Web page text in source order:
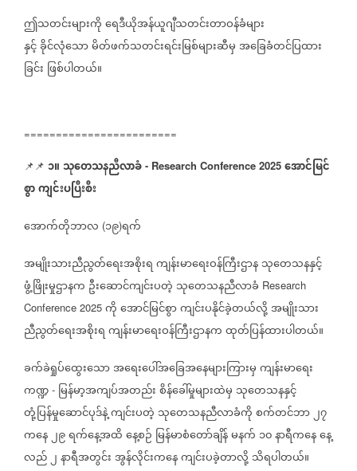
ဤသတင်းများကိုရေဒီယိုအန်ယူဂျီသတင်းတာဝန်ခံများ
နှင့်ခိုင်လုံသောမိတ်ဖက်သတင်းရင်းမြစ်များဆီမှအခြေခံတင်ပြထား
ခြင်း ဖြစ်ပါတယ်။
========================
📌📌 ⁨⁨⁨⁨⁨⁨⁨⁨⁨⁨⁨⁨⁨ ၁။သုတေသနညီလာခံ - Research Conference 2025 အောင်မြင်
စွာကျင်းပပြီးစီး
အောက်တိုဘာလ (၁၉)ရက်
အမျိုးသားညီညွတ်ရေးအစိုးရကျန်းမာရေးဝန်ကြီးဌာနသုတေသနနှင့်
ဖွံ့ဖြိုးမှုဌာနက ဦးဆောင်ကျင်းပတဲ့ သုတေသနညီလာခံ Research
Conference 2025 ကိုအောင်မြင်စွာကျင်းပနိုင်ခဲ့တယ်လို့အမျိုးသား
ညီညွတ်ရေးအစိုးရကျန်းမာရေးဝန်ကြီးဌာနကထုတ်ပြန်ထားပါတယ်။
ခက်ခဲရှုပ်ထွေးသောအရေးပေါ်အခြေအနေများကြားမှကျန်းမာရေး
ကဏ္ဍ - မြန်မာ့အကျပ်အတည်းစိန်ခေါ်မှုများထဲမှ သုတေသနနှင့်
တုံ့ပြန်မှုဆောင်ပုဒ်နဲ့ကျင်းပတဲ့ သုတေသနညီလာခံကိုစက်တင်ဘာ၂၇
ကနေ၂၉ရက်နေ့အထိနေ့စဉ် မြန်မာစံတော်ချိန်မနက် ၁၀နာရီကနေနေ့
လည်၂နာရီအတွင်းအွန်လိုင်းကနေကျင်းပခဲ့တာလို့သိရပါတယ်။